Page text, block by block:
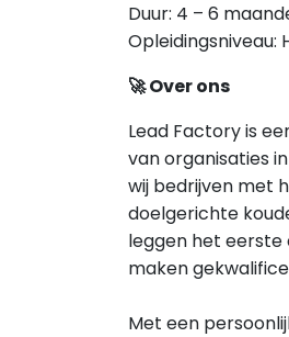
Duur: 4 – 6
Opleidingsniveau:
🚀 Over ons
Lead Factory is
van organisaties
wij bedrijven met
doelgerichte
leggen het
maken
Met een